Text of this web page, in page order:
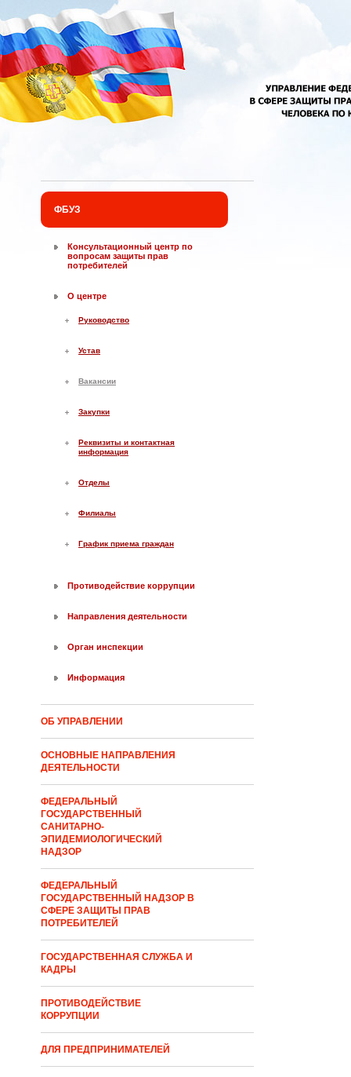
Перейти к основному содержанию
ФБУЗ
Консультационный центр по
вопросам защиты прав
потребителей
О центре
Руководство
Устав
Вакансии
Закупки
Реквизиты и контактная
информация
Отделы
Филиалы
График приема граждан
Противодействие коррупции
Направления деятельности
Орган инспекции
Информация
ОБ УПРАВЛЕНИИ
ОСНОВНЫЕ НАПРАВЛЕНИЯ
ДЕЯТЕЛЬНОСТИ
ФЕДЕРАЛЬНЫЙ
ГОСУДАРСТВЕННЫЙ
САНИТАРНО-
ЭПИДЕМИОЛОГИЧЕСКИЙ
НАДЗОР
ФЕДЕРАЛЬНЫЙ
ГОСУДАРСТВЕННЫЙ НАДЗОР В
СФЕРЕ ЗАЩИТЫ ПРАВ
ПОТРЕБИТЕЛЕЙ
ГОСУДАРСТВЕННАЯ СЛУЖБА И
КАДРЫ
ПРОТИВОДЕЙСТВИЕ
КОРРУПЦИИ
ДЛЯ ПРЕДПРИНИМАТЕЛЕЙ